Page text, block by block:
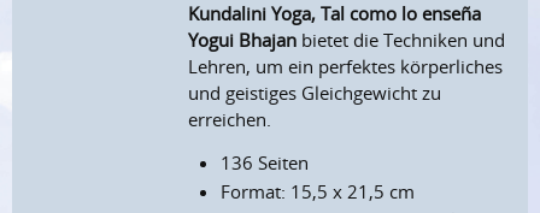
Kundalini Yoga, Tal como lo enseña
Yogui Bhajan bietet die Techniken und
Lehren, um ein perfektes körperliches
und geistiges Gleichgewicht zu
erreichen.
136 Seiten
Format: 15,5 x 21,5 cm